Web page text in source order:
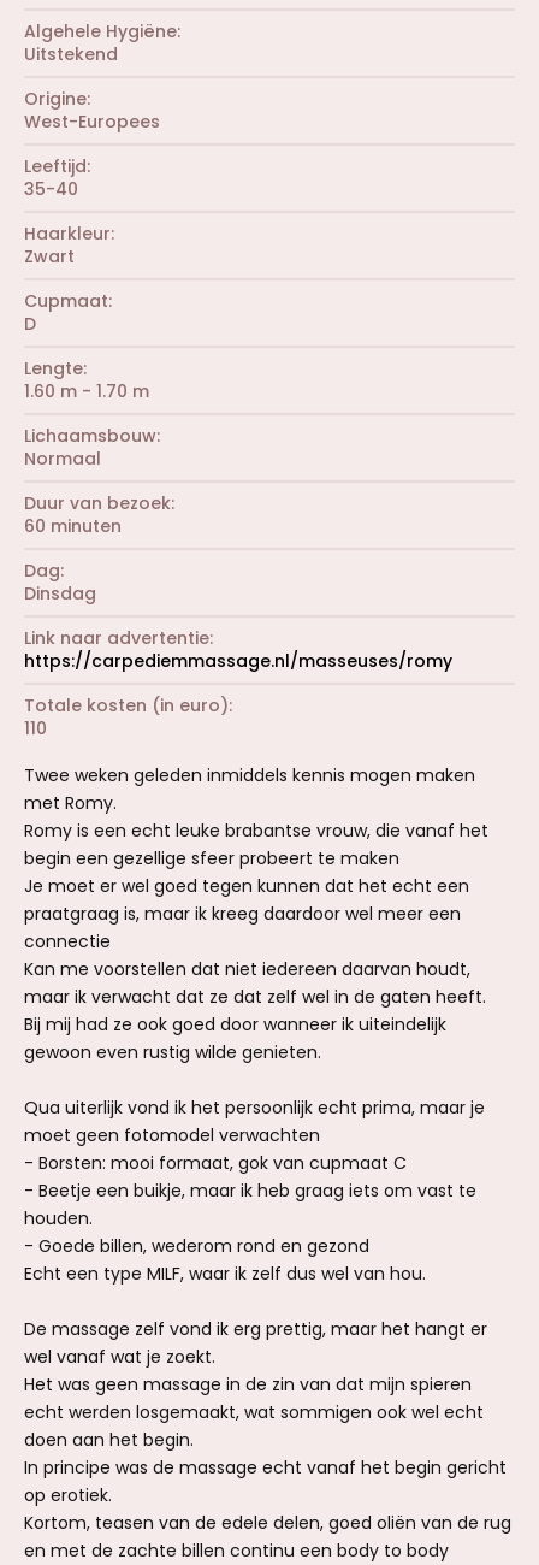
r
e
Algehele Hygiëne
Uitstekend
Origine
West-Europees
Leeftijd
35-40
Haarkleur
Zwart
Cupmaat
D
Lengte
1.60 m - 1.70 m
Lichaamsbouw
Normaal
Duur van bezoek
60 minuten
Dag
Dinsdag
Link naar advertentie
https://carpediemmassage.nl/masseuses/romy
Totale kosten (in euro)
110
Twee weken geleden inmiddels kennis mogen maken
met Romy.
Romy is een echt leuke brabantse vrouw, die vanaf het
begin een gezellige sfeer probeert te maken
Je moet er wel goed tegen kunnen dat het echt een
praatgraag is, maar ik kreeg daardoor wel meer een
connectie
Kan me voorstellen dat niet iedereen daarvan houdt,
maar ik verwacht dat ze dat zelf wel in de gaten heeft.
Bij mij had ze ook goed door wanneer ik uiteindelijk
gewoon even rustig wilde genieten.
Qua uiterlijk vond ik het persoonlijk echt prima, maar je
moet geen fotomodel verwachten
- Borsten: mooi formaat, gok van cupmaat C
- Beetje een buikje, maar ik heb graag iets om vast te
houden.
- Goede billen, wederom rond en gezond
Echt een type MILF, waar ik zelf dus wel van hou.
De massage zelf vond ik erg prettig, maar het hangt er
wel vanaf wat je zoekt.
Het was geen massage in de zin van dat mijn spieren
echt werden losgemaakt, wat sommigen ook wel echt
doen aan het begin.
In principe was de massage echt vanaf het begin gericht
op erotiek.
Kortom, teasen van de edele delen, goed oliën van de rug
en met de zachte billen continu een body to body